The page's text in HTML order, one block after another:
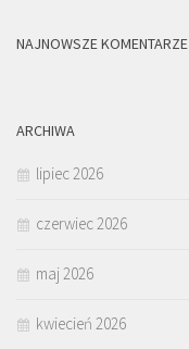
NAJNOWSZE KOMENTARZE
ARCHIWA
lipiec 2026
czerwiec 2026
maj 2026
kwiecień 2026